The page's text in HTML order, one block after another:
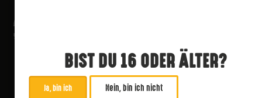
BIST DU 16 ODER ÄLTER?
Ja, bin ich Nein, bin ich nicht